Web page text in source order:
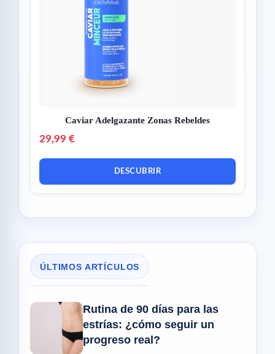
Caviar Adelgazante Zonas Rebeldes
29,99 €
DESCUBRIR
ÚLTIMOS ARTÍCULOS
Rutina de 90 días para las
estrías: ¿cómo seguir un
progreso real?